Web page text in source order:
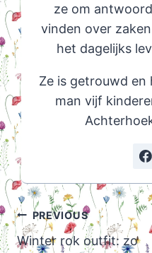
ze om
vinden over
het dagelijks
Ze is getrouwd en
man vijf
Post
navigation
PREVIOUS
Winter rok outfit: zo